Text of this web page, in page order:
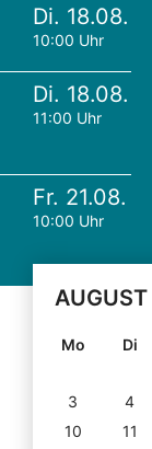
Di. 18.08.
10:00 Uhr
Di. 18.08.
11:00 Uhr
Fr. 21.08.
10:00 Uhr
AUGUST
Mo Di
3
4
10
11